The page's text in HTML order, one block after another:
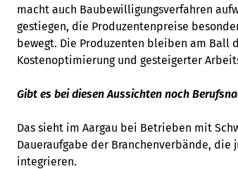
macht auch Baubewilligungsverfahren
gestiegen, die Produzentenpreise
bewegt. Die Produzenten bleiben am Ball
Kostenoptimierung und gesteigerter
Gibt es bei diesen Aussichten noch
Das sieht im Aargau bei Betrieben mit
Daueraufgabe der Branchenverbände, die
integrieren.